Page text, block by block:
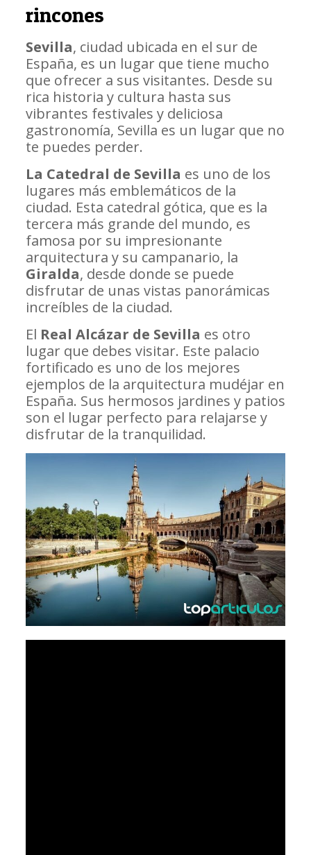
rincones
Sevilla, ciudad ubicada en el sur de
España, es un lugar que tiene mucho
que ofrecer a sus visitantes. Desde su
rica historia y cultura hasta sus
vibrantes festivales y deliciosa
gastronomía, Sevilla es un lugar que no
te puedes perder.
La Catedral de Sevilla es uno de los
lugares más emblemáticos de la
ciudad. Esta catedral gótica, que es la
tercera más grande del mundo, es
famosa por su impresionante
arquitectura y su campanario, la
Giralda, desde donde se puede
disfrutar de unas vistas panorámicas
increíbles de la ciudad.
El Real Alcázar de Sevilla es otro
lugar que debes visitar. Este palacio
fortificado es uno de los mejores
ejemplos de la arquitectura mudéjar en
España. Sus hermosos jardines y patios
son el lugar perfecto para relajarse y
disfrutar de la tranquilidad.